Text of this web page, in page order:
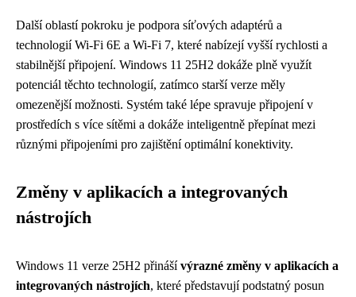
Další oblastí pokroku je podpora síťových adaptérů a
technologií Wi-Fi 6E a Wi-Fi 7, které nabízejí vyšší rychlosti a
stabilnější připojení. Windows 11 25H2 dokáže plně využít
potenciál těchto technologií, zatímco starší verze měly
omezenější možnosti. Systém také lépe spravuje připojení v
prostředích s více sítěmi a dokáže inteligentně přepínat mezi
různými připojeními pro zajištění optimální konektivity.
Změny v aplikacích a integrovaných
nástrojích
Windows 11 verze 25H2 přinášívýrazné změny v aplikacích a
integrovaných nástrojích, které představují podstatný posun